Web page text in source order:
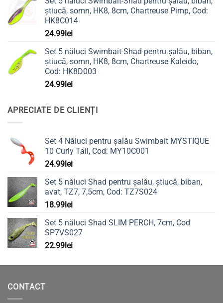
știucă, somn, HK8, 8cm, Chartreuse Pimp, Cod:
HK8C014
24.99lei
Set 5 năluci Swimbait-Shad pentru șalău, biban,
știucă, somn, HK8, 8cm, Chartreuse-Kaleido,
Cod: HK8D003
24.99lei
APRECIATE DE CLIENȚI
Set 4 Năluci pentru șalău Swimbait MYSTIQUE
10 Curly Tail, Cod: MY10C001
24.99lei
Set 5 năluci Shad pentru șalău, știucă, biban,
avat, TZ7, 7,5cm, Cod: TZ7S024
18.99lei
Set 5 năluci Shad SLIM PERCH, 7cm, Cod
SP7VS027
22.99lei
CONTACT